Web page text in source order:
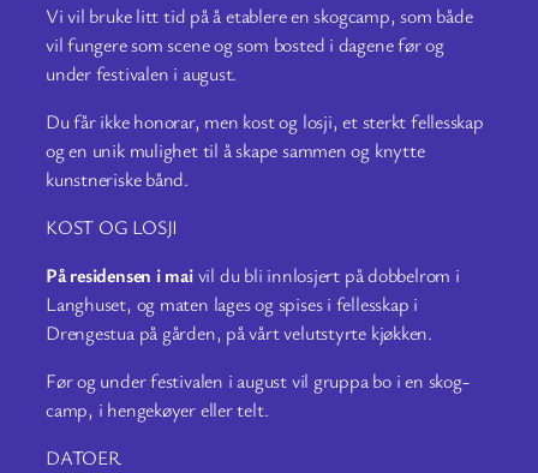
Vi vil bruke litt tid på å etablere en skogcamp, som både
vil fungere som scene og som bosted i dagene før og
under festivalen i august.
Du får ikke honorar, men kost og losji, et sterkt fellesskap
og en unik mulighet til å skape sammen og knytte
kunstneriske bånd.
KOST OG LOSJI
På residensen i maivil du bli innlosjert på dobbelrom i
Langhuset, og maten lages og spises i fellesskap i
Drengestua på gården, på vårt velutstyrte kjøkken.
Før og under festivalen i august vil gruppa bo i en skog-
camp, i hengekøyer eller telt.
DATOER